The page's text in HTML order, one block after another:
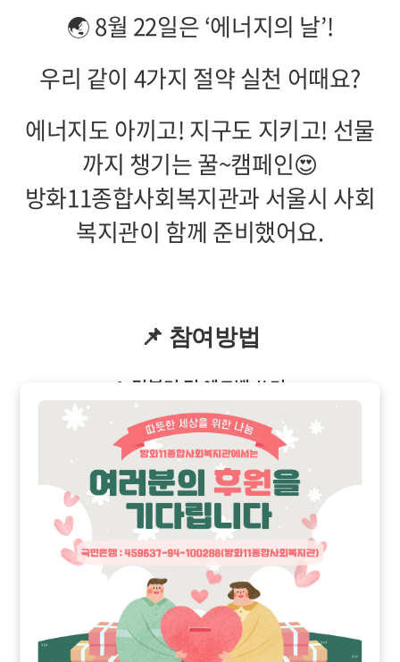
🌏 8월 22일은 ‘에너지의 날’!
우리 같이 4가지 절약 실천 어때요?
에너지도 아끼고! 지구도 지키고! 선물
까지 챙기는 꿀~캠페인😍
방화11종합사회복지관과 서울시 사회
복지관이 함께 준비했어요.
📌 참여방법
1. 텀블러 및 에코백 쓰기
2. 친환경 교통 타기(대중교통&자전거&도보)
3. 잔반 제로 실천하기
4. 물 절약 생활하기
위 4가지 실천 사진을 찍어서 설문에 업
로드하면
베스킨라빈스 아이스크림 쿠폰
려요! (선착순 200명)